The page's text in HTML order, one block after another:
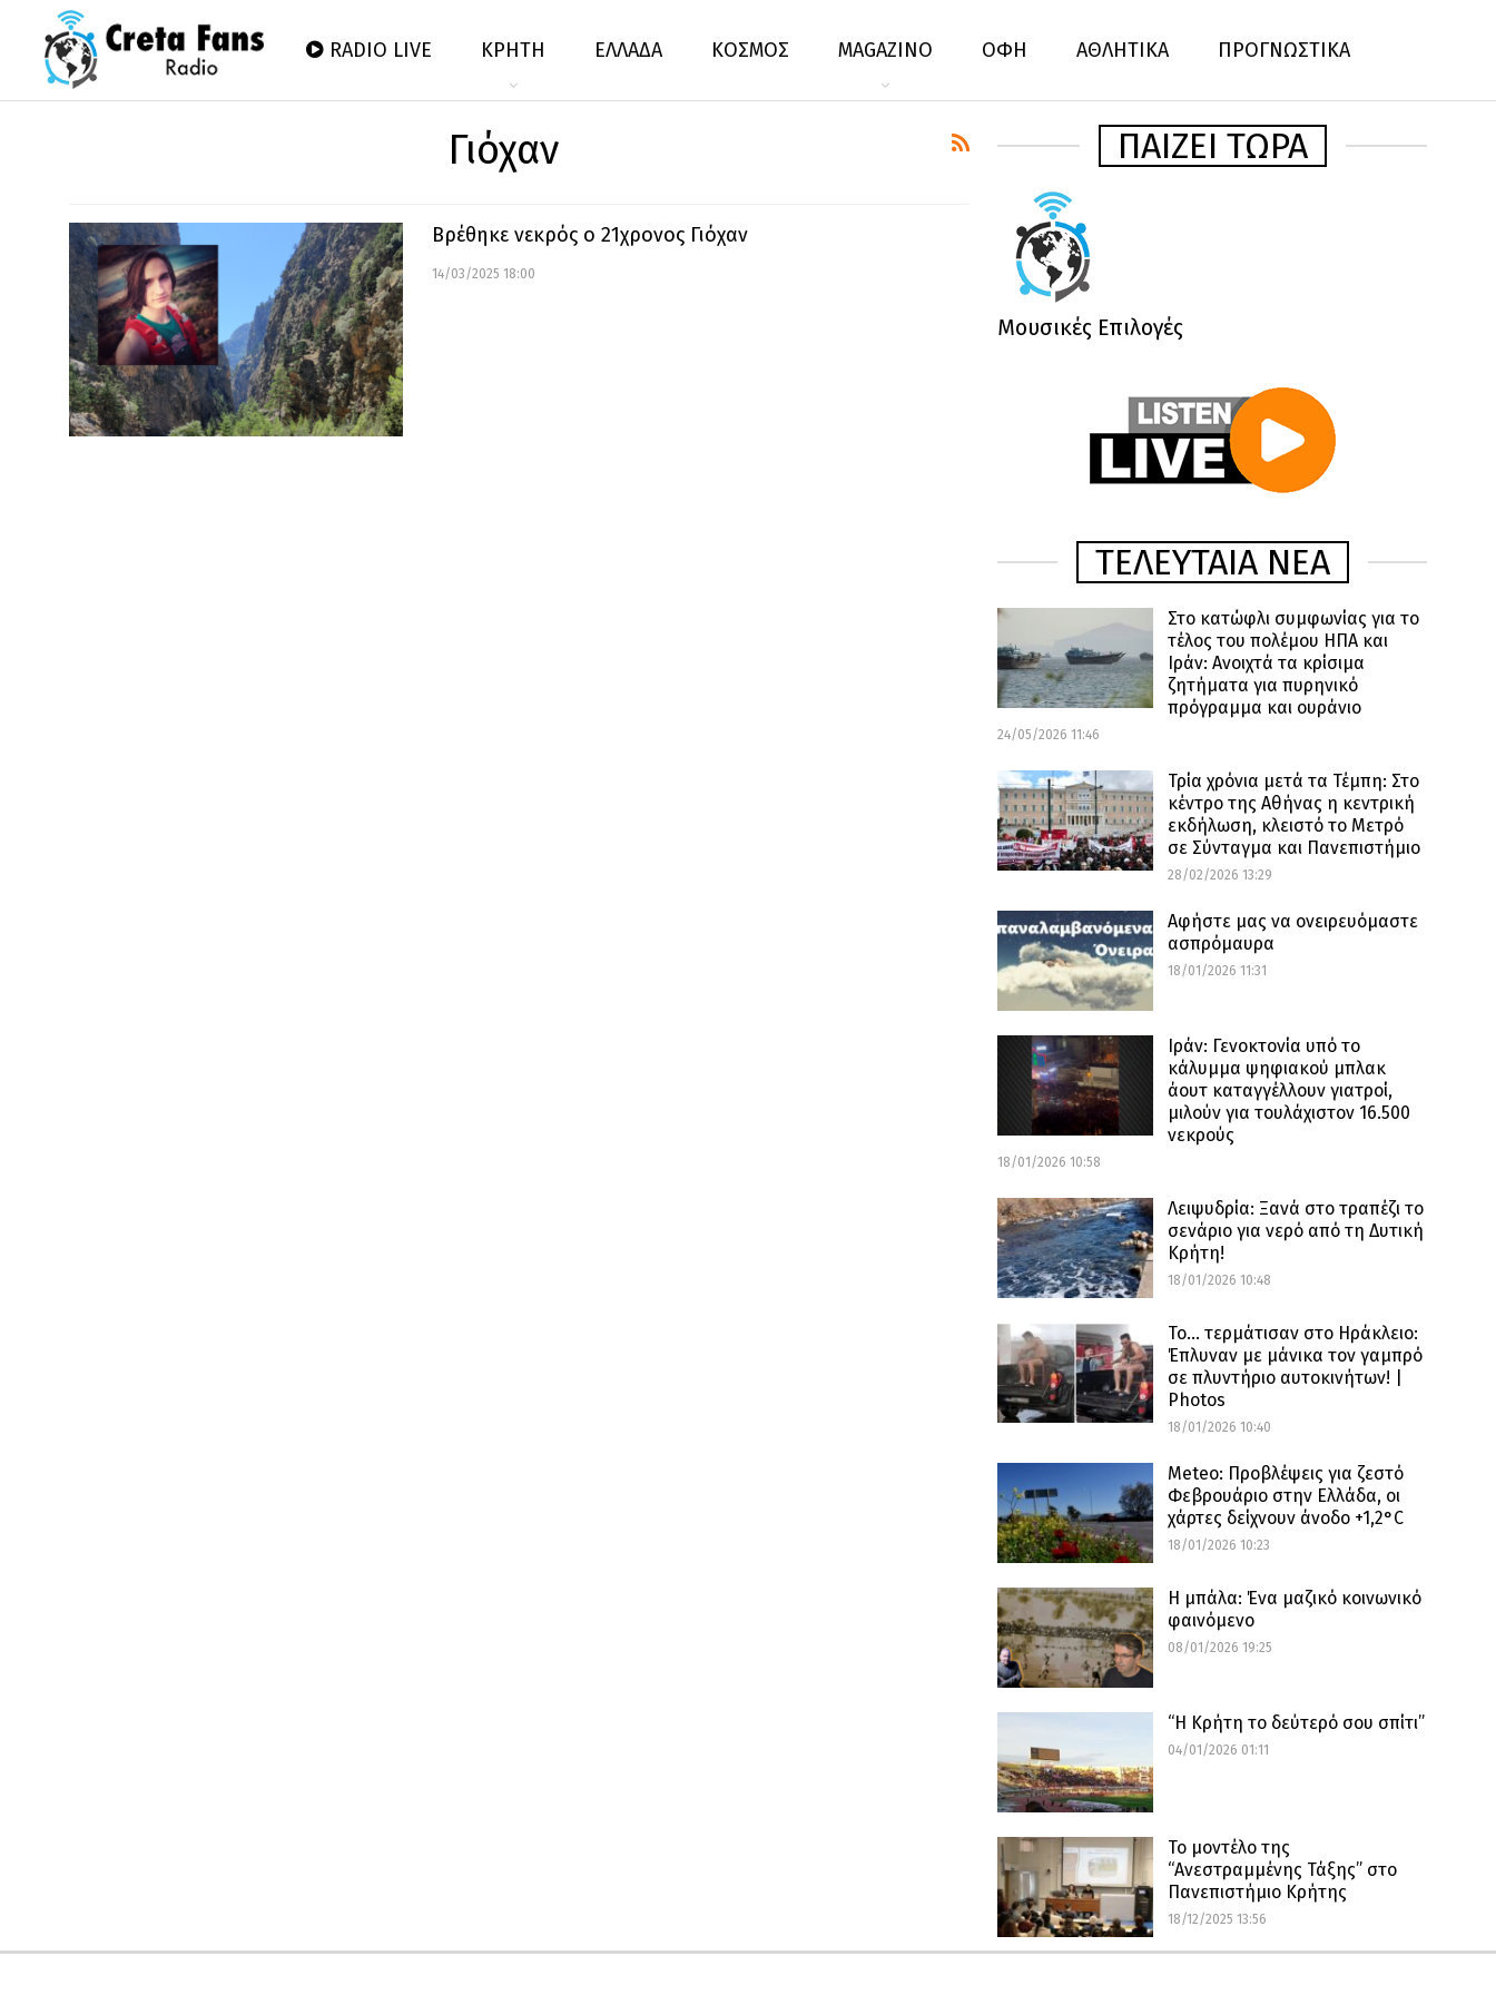
RADIO LIVE ΚΡΗΤΗ ΕΛΛΑΔΑ ΚΟΣΜΟΣ MAGAZINO ΟΦΗ ΑΘΛΗΤΙΚΑ ΠΡΟΓΝΩΣΤΙΚΑ
Γιόχαν
Βρέθηκε νεκρός ο 21χρονος Γιόχαν
14/03/2025 18:00
ΠΑΙΖΕΙ ΤΩΡΑ
Μουσικές Επιλογές
ΤΕΛΕΥΤΑΙΑ ΝΕΑ
Στο κατώφλι συμφωνίας για το
τέλος του πολέμου ΗΠΑ και
Ιράν: Ανοιχτά τα κρίσιμα
ζητήματα για πυρηνικό
πρόγραμμα και ουράνιο
24/05/2026 11:46
Τρία χρόνια μετά τα Τέμπη: Στο
κέντρο της Αθήνας η κεντρική
εκδήλωση, κλειστό το Μετρό
σε Σύνταγμα και Πανεπιστήμιο
28/02/2026 13:29
Αφήστε μας να ονειρευόμαστε
ασπρόμαυρα
18/01/2026 11:31
Ιράν: Γενοκτονία υπό το
κάλυμμα ψηφιακού μπλακ
άουτ καταγγέλλουν γιατροί,
μιλούν για τουλάχιστον 16.500
νεκρούς
18/01/2026 10:58
Λειψυδρία: Ξανά στο τραπέζι το
σενάριο για νερό από τη Δυτική
Κρήτη!
18/01/2026 10:48
Το… τερμάτισαν στο Ηράκλειο:
Έπλυναν με μάνικα τον γαμπρό
σε πλυντήριο αυτοκινήτων! |
Photos
18/01/2026 10:40
Meteo: Προβλέψεις για ζεστό
Φεβρουάριο στην Ελλάδα, οι
χάρτες δείχνουν άνοδο +1,2°C
18/01/2026 10:23
Η μπάλα: Ένα μαζικό κοινωνικό
φαινόμενο
08/01/2026 19:25
“Η Κρήτη το δεύτερό σου σπίτι”
04/01/2026 01:11
Το μοντέλο της
“Ανεστραμμένης Τάξης” στο
Πανεπιστήμιο Κρήτης
18/12/2025 13:56